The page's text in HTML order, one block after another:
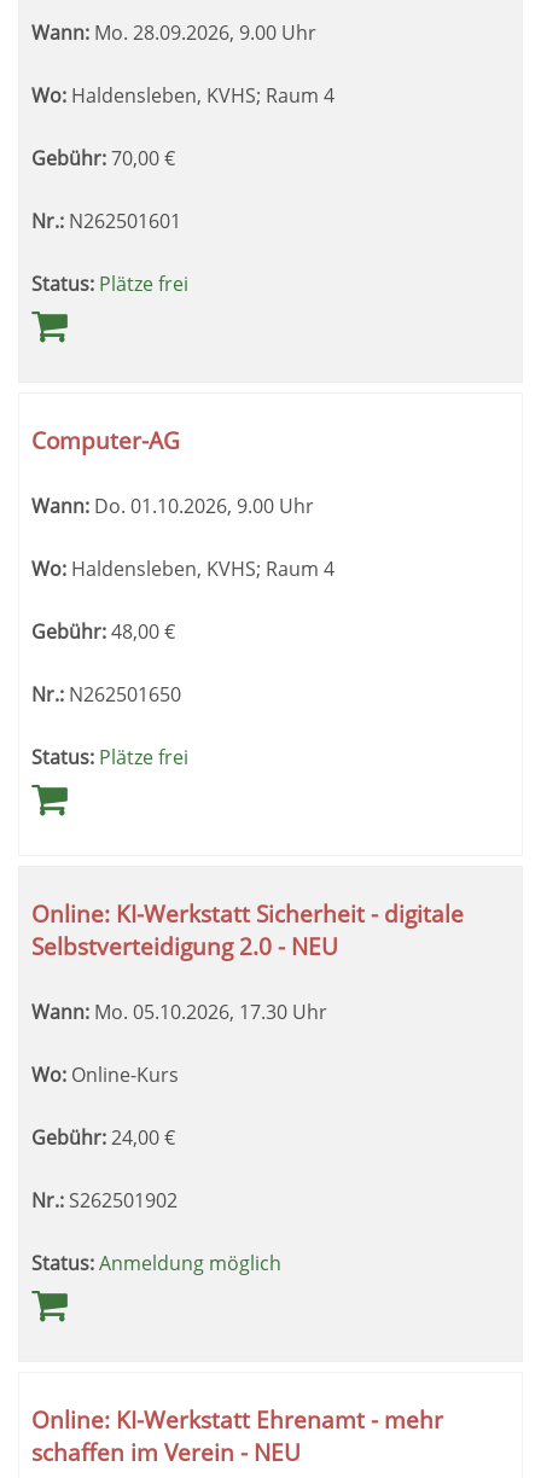
Wann: Mo. 28.09.2026, 9.00 Uhr
Wo: Haldensleben, KVHS; Raum 4
Gebühr:70,00€
Nr.: N262501601
Status: Plätze frei
Computer-AG
Wann: Do. 01.10.2026, 9.00 Uhr
Wo: Haldensleben, KVHS; Raum 4
Gebühr:48,00€
Nr.: N262501650
Status: Plätze frei
Online: KI-Werkstatt Sicherheit - digitale
Selbstverteidigung 2.0 - NEU
Wann: Mo. 05.10.2026, 17.30 Uhr
Wo: Online-Kurs
Gebühr:24,00€
Nr.: S262501902
Status:Anmeldung möglich
Online: KI-Werkstatt Ehrenamt - mehr
schaffen im Verein - NEU